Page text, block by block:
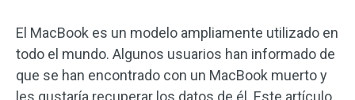
El MacBook es un modelo ampliamente utilizado en
todo el mundo. Algunos usuarios han informado de
que se han encontrado con un MacBook muerto y
les gustaría recuperar los datos de él. Este artículo